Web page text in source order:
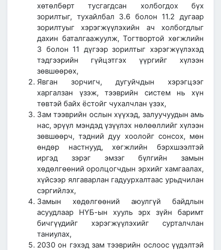
хөтөлбөрт тусгагдсан холбогдох бүх
зорилтыг, тухайлбал 3.6 болон 11.2 дугаар
зорилтуыг хэрэгжүүлэхийн ач холбогдлыг
дахин баталгаажуулж, Тогтвортой хөгжлийн
3 болон 11 дүгээр зорилтыг хэрэгжүүлэхэд
тэдгээрийн гүйцэтгэх үүргийг хүлээн
зөвшөөрөх,
Явган зорчигч, дугуйчдын хэрэгцээг
харгалзан үзэж, тээврийн систем нь хүн
төвтэй байх ёстойг чухалчлан үзэх,
Зам тээврийн ослын хүүхэд, залуучуудын амь
нас, эрүүл мэндэд үзүүлэх нөлөөллийг хүлээн
зөвшөөрч, тэдний дуу хоолойг сонсох, мөн
өндөр настнууд, хөгжлийн бэрхшээлтэй
иргэд зэрэг эмзэг бүлгийн замын
хөдөлгөөний оролцогчдын эрхийг хамгаалах,
хүйсээр ялгаварлан гадуурхалтаас урьдчилан
сэргийлэх,
Замын хөдөлгөөний аюулгүй байдлын
асуудлаар НҮБ-ын хууль эрх зүйн баримт
бичгүүдийг хэрэгжүүлэхийг сурталчлан
таниулах,
2030 он гэхэд зам тээврийн ослоос үүдэлтэй